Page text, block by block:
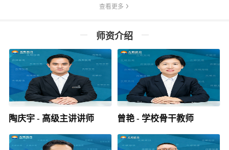
查看更多
师资介绍
陶庆宇 - 高级主讲讲师 曾艳 - 学校骨干教师